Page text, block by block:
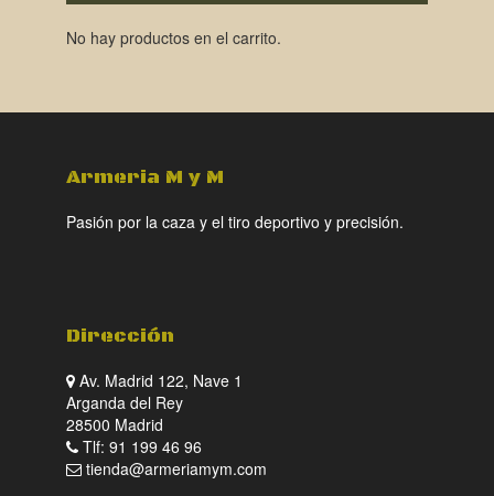
No hay productos en el carrito.
Armeria M y M
Pasión por la caza y el tiro deportivo y precisión.
Dirección
Av. Madrid 122, Nave 1
Arganda del Rey
28500 Madrid
Tlf: 91 199 46 96
tienda@armeriamym.com